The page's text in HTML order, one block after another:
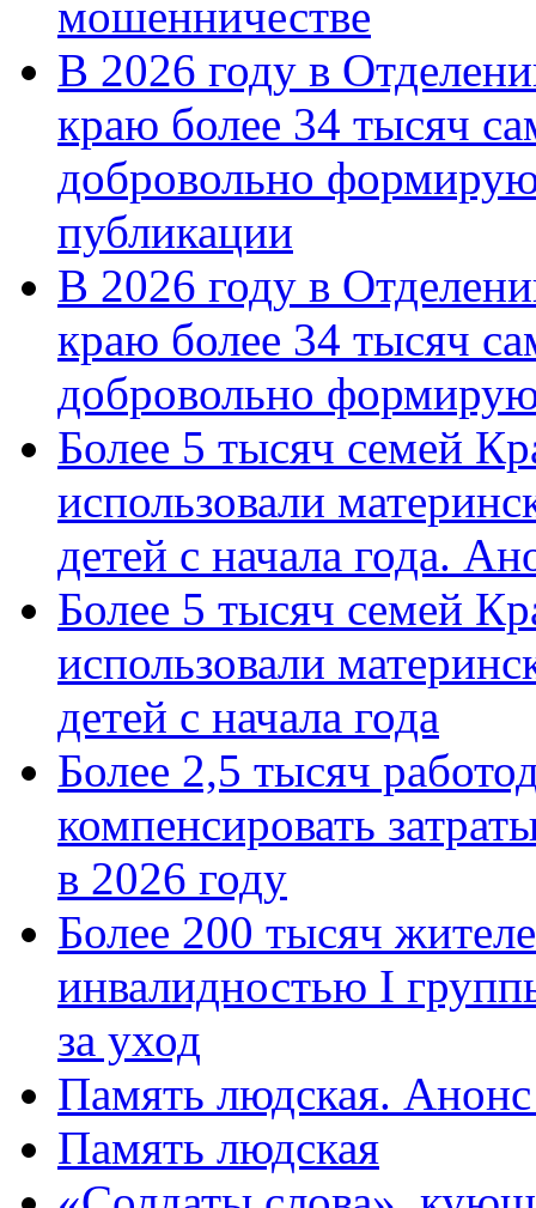
мошенничестве
В 2026 году в
краю более 34 тысяч
добровольно
публикации
В 2026 году в
краю более 34 тысяч
добровольно
Более 5 тысяч семей
использовали
детей с начала года.
Более 5 тысяч семей
использовали
детей с начала года
Более 2,5 тысяч
компенсировать
в 2026 году
Более 200 тысяч
инвалидностью I
за уход
Память людская.
Память людская